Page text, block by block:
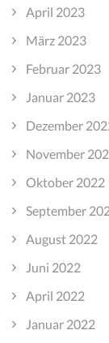
April 2023
März 2023
Februar 2023
Januar 2023
Dezember
November
Oktober 2022
September
August 2022
Juni 2022
April 2022
Januar 2022